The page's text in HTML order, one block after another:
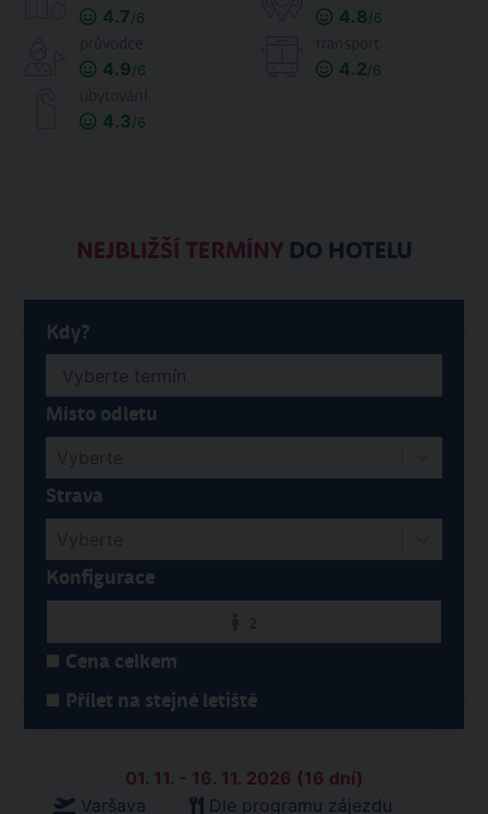
4.7/6 4.8/6
4.9/6 4.2/6
4.3/6
NEJBLIŽŠÍ TERMÍNYDO HOTELU
Kdy?
Místo odletu
Strava
Konfigurace
Cena celkem
Přílet na stejné letiště
01. 11. - 16. 11. 2026 (16 dní)
Varšava
Dle programu zájezdu